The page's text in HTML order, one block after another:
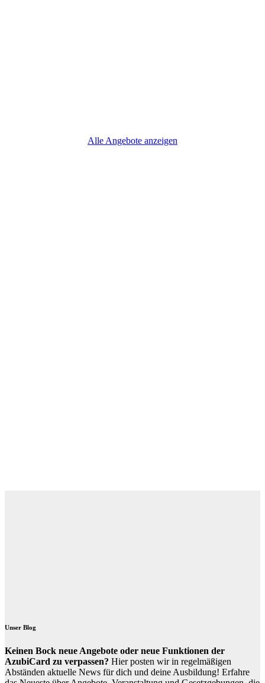
Alle Angebote anzeigen
Unser Blog
Keinen Bock neue Angebote oder neue Funktionen der
AzubiCard zu verpassen? Hier posten wir in regelmäßigen
Abständen aktuelle News für dich und deine Ausbildung! Erfahre